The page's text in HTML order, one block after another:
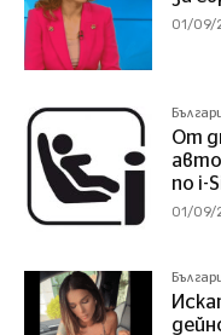
01/09/
От
по i-
01/09/